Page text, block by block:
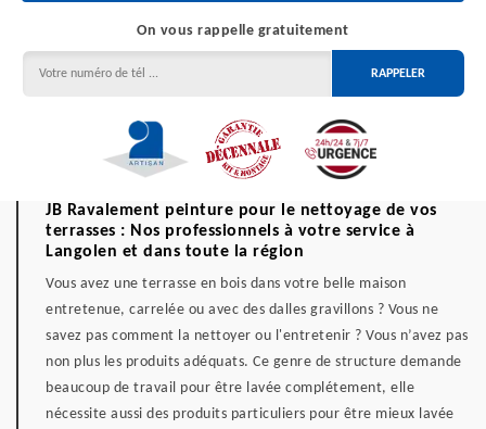
On vous rappelle gratuitement
JB Ravalement peinture pour le nettoyage de vos
terrasses : Nos professionnels à votre service à
Langolen et dans toute la région
Vous avez une terrasse en bois dans votre belle maison
entretenue, carrelée ou avec des dalles gravillons ? Vous ne
savez pas comment la nettoyer ou l'entretenir ? Vous n’avez pas
non plus les produits adéquats. Ce genre de structure demande
beaucoup de travail pour être lavée complétement, elle
nécessite aussi des produits particuliers pour être mieux lavée